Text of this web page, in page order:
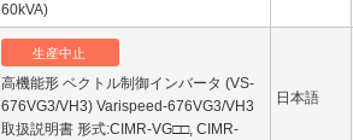
60kVA)
生産中止
高機能形 ベクトル制御インバータ (VS-
676VG3/VH3) Varispeed-676VG3/VH3
取扱説明書 形式:CIMR-VG□□, CIMR-
日本語